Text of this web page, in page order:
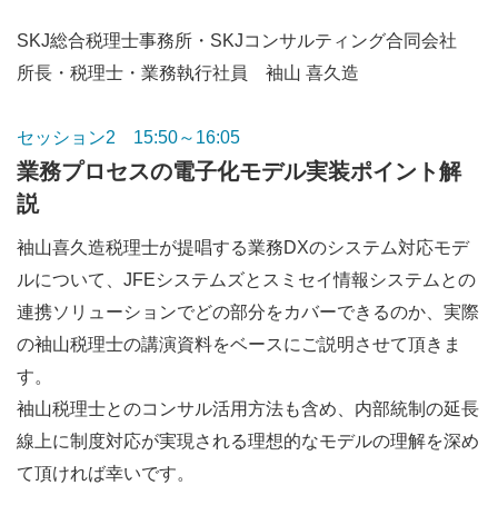
SKJ総合税理士事務所・SKJコンサルティング合同会社
所長・税理士・業務執行社員 袖山 喜久造
セッション2 15:50～16:05
業務プロセスの電子化モデル実装ポイント解
説
袖山喜久造税理士が提唱する業務DXのシステム対応モデ
ルについて、JFEシステムズとスミセイ情報システムとの
連携ソリューションでどの部分をカバーできるのか、実際
の袖山税理士の講演資料をベースにご説明させて頂きま
す。
袖山税理士とのコンサル活用方法も含め、内部統制の延長
線上に制度対応が実現される理想的なモデルの理解を深め
て頂ければ幸いです。